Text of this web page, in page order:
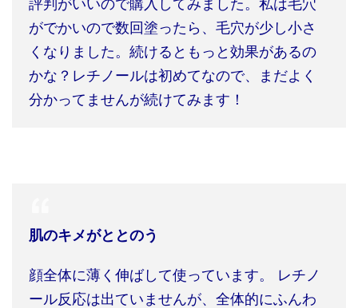
評判がいいので購入してみました。 私は毛穴
がでかいので数回塗ったら、毛穴が少し小さ
くなりました。続けるともっと効果があるの
かな？レチノールは初めてなので、まだよく
分かってませんが続けてみます！
肌のキメがととのう
顔全体に薄く伸ばして使っています。
レチノ
ール反応は出ていませんが、全体的にふんわ